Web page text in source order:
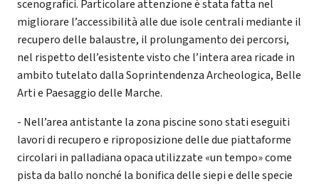
scenografici. Particolare attenzione è stata fatta nel
migliorare l’accessibilità alle due isole centrali mediante il
recupero delle balaustre, il prolungamento dei percorsi,
nel rispetto dell’esistente visto che l’intera area ricade in
ambito tutelato dalla Soprintendenza Archeologica, Belle
Arti e Paesaggio delle Marche.
- Nell’area antistante la zona piscine sono stati eseguiti
lavori di recupero e riproposizione delle due piattaforme
circolari in palladiana opaca utilizzate «un tempo» come
pista da ballo nonché la bonifica delle siepi e delle specie